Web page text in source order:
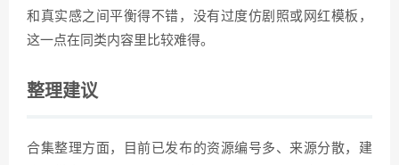
和真实感之间平衡得不错，没有过度仿剧照或网红模板，
这一点在同类内容里比较难得。
整理建议
合集整理方面，目前已发布的资源编号多、来源分散，建